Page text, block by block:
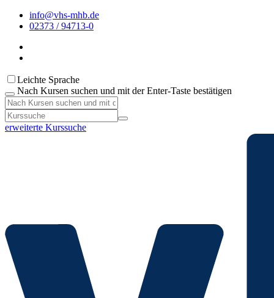
info@vhs-mhb.de
02373 / 94713-0
Leichte Sprache
Nach Kursen suchen und mit der Enter-Taste bestätigen
erweiterte Kurssuche